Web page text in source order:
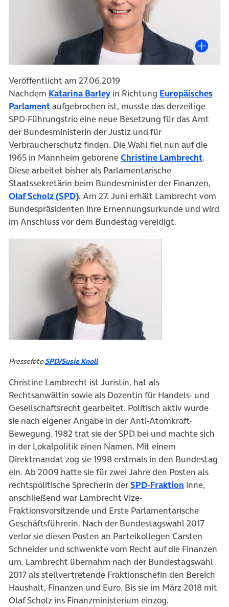
Veröffentlicht am 27.06.2019
Nachdem Katarina Barley(öffnet in neuem Tab)
in Richtung Europäisches
Parlament(öffnet in neuem Tab)
aufgebrochen ist, musste das derzeitige
SPD-Führungstrio eine neue Besetzung für das Amt
der Bundesministerin der Justiz und für
Verbraucherschutz finden. Die Wahl fiel nun auf die
1965 in Mannheim geboreneChristine Lambrecht.
Diese arbeitet bisher als Parlamentarische
Staatssekretärin beim Bundesminister der Finanzen,
Olaf Scholz (SPD)(öffnet in neuem Tab)
. Am 27. Juni erhält Lambrecht vom
Bundespräsidenten ihre Ernennungsurkunde und wird
im Anschluss vor dem Bundestag vereidigt.
PressefotoSPD/Susie Knoll
Christine Lambrecht ist Juristin, hat als
Rechtsanwältin sowie als Dozentin für Handels- und
Gesellschaftsrecht gearbeitet. Politisch aktiv wurde
sie nach eigener Angabe in der Anti-Atomkraft-
Bewegung. 1982 trat sie der SPD bei und machte sich
in der Lokalpolitik einen Namen. Mit einem
Direktmandat zog sie 1998 erstmals in den Bundestag
ein. Ab 2009 hatte sie für zwei Jahre den Posten als
rechtspolitische Sprecherin derSPD-Fraktion (öffnet in
inne,
anschließend war Lambrecht Vize-
Fraktionsvorsitzende und Erste Parlamentarische
Geschäftsführerin. Nach der Bundestagswahl 2017
verlor sie diesen Posten an Parteikollegen Carsten
Schneider und schwenkte vom Recht auf die Finanzen
um. Lambrecht übernahm nach der Bundestagswahl
2017 als stellvertretende Fraktionschefin den Bereich
Haushalt, Finanzen und Euro. Bis sie im März 2018 mit
Olaf Scholz ins Finanzministerium einzog.